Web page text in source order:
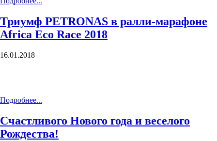
Триумф PETRONAS в ралли-марафоне
Africa Eco Race 2018
16.01.2018
Подробнее...
Счастливого Нового года и веселого
Рождества!